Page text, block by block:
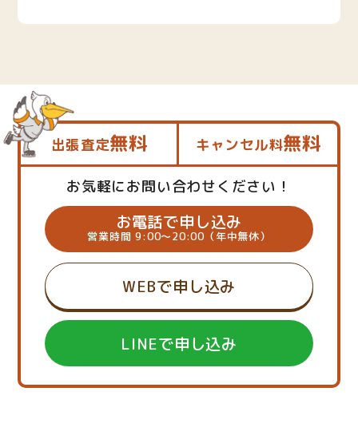
出張査定無料 キャンセル料無料
お気軽にお問い合わせください！
お電話で申し込み
営業時間 9:00～20:00（年中無休）
WEBで申し込み
LINEで申し込み